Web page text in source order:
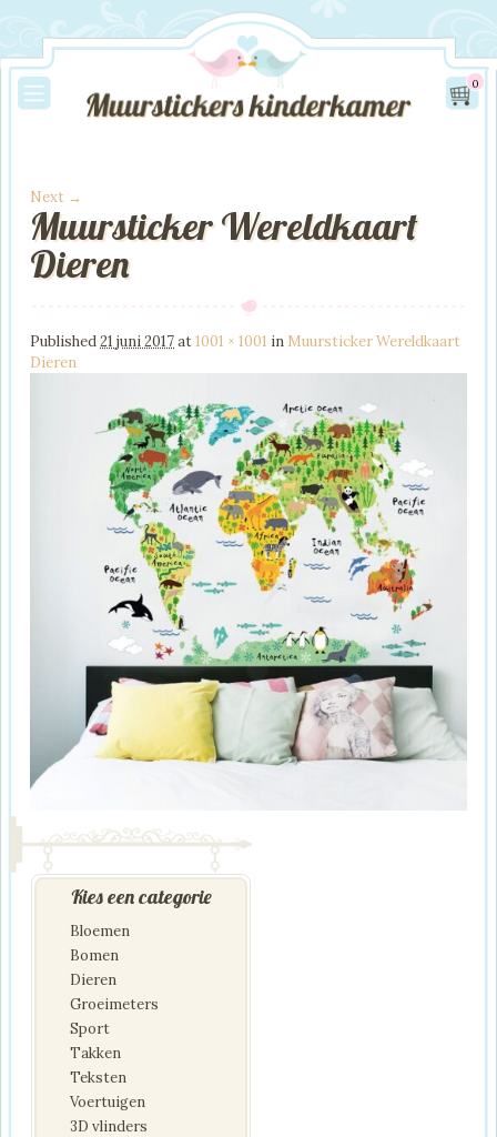
0
Image navigation
Next →
Muursticker Wereldkaart
Dieren
Published21 juni 2017at1001 × 1001 in Muursticker Wereldkaart
Dieren
Kies een categorie
Bloemen
Bomen
Dieren
Groeimeters
Sport
Takken
Teksten
Voertuigen
3D vlinders